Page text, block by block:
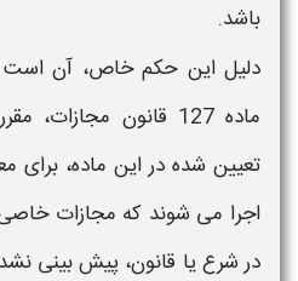
باشد.
دلیل این حکم خاص، آن است
ماده 127 قانون
تعیین شده در این ماده، برای
اجرا می شوند که مجازات
در شرع یا قانون، پیش بینی